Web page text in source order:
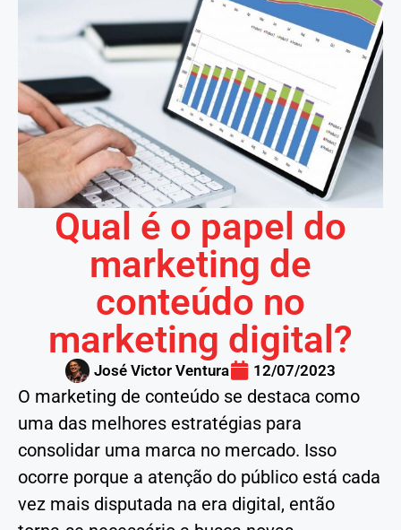
Qual é o papel do
marketing de
conteúdo no
marketing digital?
José Victor Ventura 12/07/2023
O marketing de conteúdo se destaca como
uma das melhores estratégias para
consolidar uma marca no mercado. Isso
ocorre porque a atenção do público está cada
vez mais disputada na era digital, então